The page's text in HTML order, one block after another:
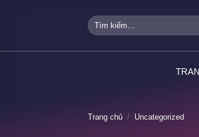
Tìm
kiếm:
Trang chủ / Uncategorized